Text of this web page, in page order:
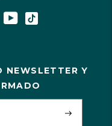
NEWSLETTER Y